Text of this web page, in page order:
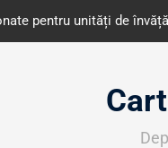
învățământ din România